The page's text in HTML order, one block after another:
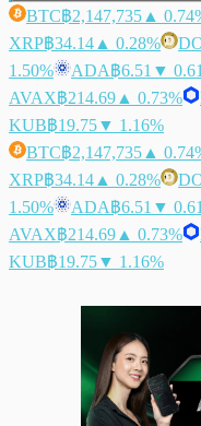
BTC฿2,147,735 ▲
XRP฿34.14 ▲ 0.28%
1.50%
ADA฿6.51 ▼
AVAX฿214.69 ▲ 0.73%
KUB฿19.75▼ 1.16%
BTC฿2,147,735 ▲
XRP฿34.14 ▲ 0.28%
1.50%
ADA฿6.51 ▼
AVAX฿214.69 ▲ 0.73%
KUB฿19.75▼ 1.16%